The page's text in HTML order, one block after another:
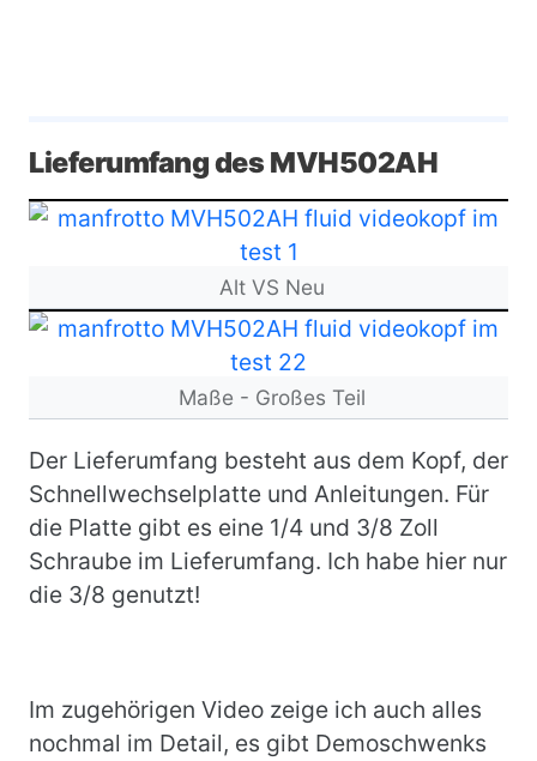
Lieferumfang des MVH502AH
Bild
Alt VS Neu
Bild
Maße - Großes Teil
Der Lieferumfang besteht aus dem Kopf, der
Schnellwechselplatte und Anleitungen. Für
die Platte gibt es eine 1/4 und 3/8 Zoll
Schraube im Lieferumfang. Ich habe hier nur
die 3/8 genutzt!
Im zugehörigen Video zeige ich auch alles
nochmal im Detail, es gibt Demoschwenks